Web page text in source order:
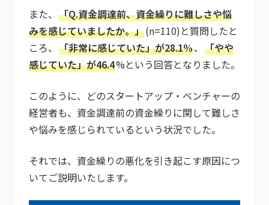
また、 「Q.資金調達前、資金繰りに難しさや悩
みを感じていましたか。」(n=110)と質問したと
ころ、 「非常に感じていた」が28.1%、 「やや
感じていた」が46.4%という回答となりました。
このように、どのスタートアップ・ベンチャーの
経営者も、資金調達前の資金繰りに関して難しさ
や悩みを感じられているという状況でした。
それでは、資金繰りの悪化を引き起こす原因につ
いてご説明いたします。